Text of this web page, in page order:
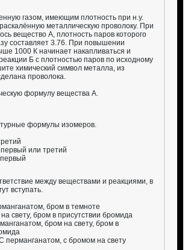
газом, имеющим плотность при н.у.
металлическую проволоку. При
вещество А, плотность паров которого
составляет 3.76. При повышении
1000 К начинает накапливаться и
Б с плотностью паров по исходному
химический символ металла, из
проволока.
формулу вещества А.
формулы изомеров.
или третий
между веществами и реакциями, в
вступать.
бром в темноте
свету, бром в присутствии бромида
бром на свету, бром в
перманганатом, с бромом на свету